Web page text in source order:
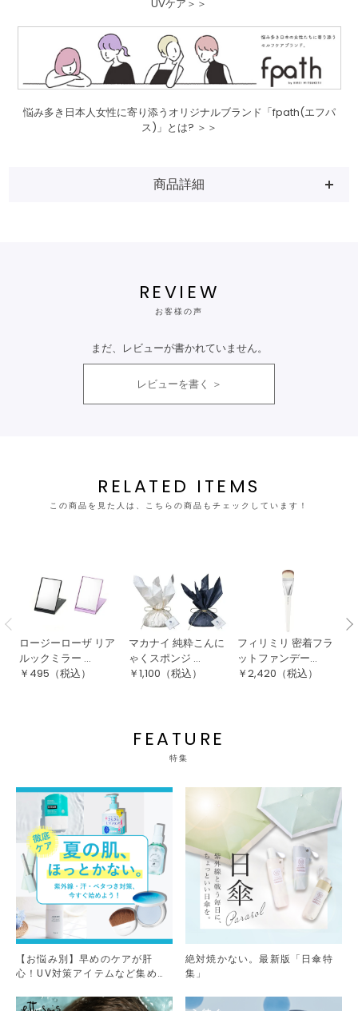
UVケア＞＞
悩み多き日本人女性に寄り添うオリジナルブランド「fpath(エフパ
ス)」とは? ＞＞
商品詳細
REVIEW
お客様の声
まだ、レビューが書かれていません。
レビューを書く
RELATED ITEMS
この商品を見た人は、こちらの商品もチェックしています！
ロージーローザ リア
ルックミラー ...
￥ 495 （税込）
マカナイ 純粋こんに
ゃくスポンジ ...
￥1,100 （税込）
フィリミリ 密着フラ
ットファンデー...
￥2,420 （税込）
FEATURE
特集
【お悩み別】早めのケアが肝
心！UV対策アイテムなど集めま
絶対焼かない。最新版「日傘特
集」